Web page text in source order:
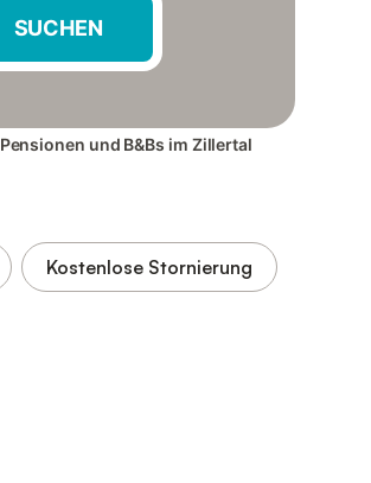
SUCHEN
Pensionen und B&Bs im Zillertal
Kostenlose Stornierung